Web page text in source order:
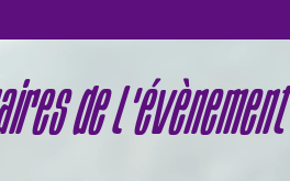
de l'évènement